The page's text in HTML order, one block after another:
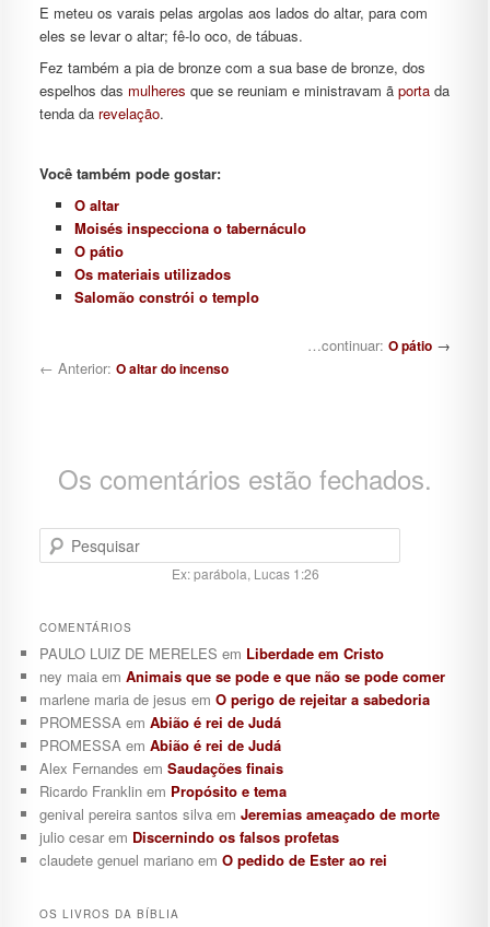
E meteu os varais pelas argolas aos lados do altar, para com
eles se levar o altar; fê-lo oco, de tábuas.
Fez também a pia de bronze com a sua base de bronze, dos
espelhos das mulheres que se reuniam e ministravam ã portada
tenda da revelação.
Você também pode gostar:
O altar
Moisés inspecciona o tabernáculo
O pátio
Os materiais utilizados
Salomão constrói o templo
…continuar: O pátio →
← Anterior: O altar do incenso
Os comentários estão fechados.
Pesquisar
Ex: parábola, Lucas 1:26
COMENTÁRIOS
PAULO LUIZ DE MERELES em Liberdade em Cristo
ney maiaem Animais que se pode e que não se pode comer
marlene maria de jesus em O perigo de rejeitar a sabedoria
PROMESSA em Abião é rei de Judá
PROMESSA em Abião é rei de Judá
Alex Fernandes em Saudações finais
Ricardo Franklinem Propósito e tema
genival pereira santos silvaem Jeremias ameaçado de morte
julio cesarem Discernindo os falsos profetas
claudete genuel marianoem O pedido de Ester ao rei
OS LIVROS DA BÍBLIA